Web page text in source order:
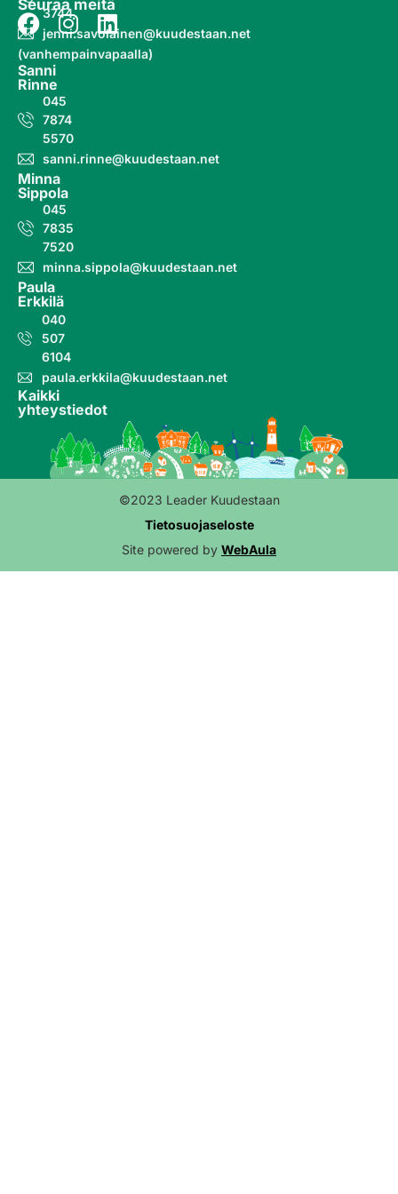
3744
jenni.savolainen@kuudestaan.net
(vanhempainvapaalla)
Sanni
Rinne
045
7874
5570
sanni.rinne@kuudestaan.net
Minna
Sippola
045
7835
7520
minna.sippola@kuudestaan.net
Paula
Erkkilä
040
507
6104
paula.erkkila@kuudestaan.net
Kaikki
yhteystiedot
Seuraa meitä
©2023 Leader Kuudestaan
Tietosuojaseloste
Site powered by WebAula